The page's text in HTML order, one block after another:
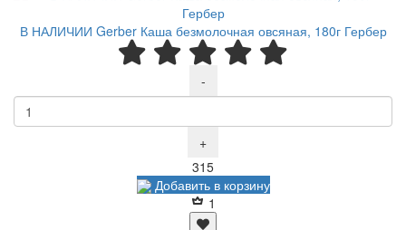
В НАЛИЧИИ Gerber Каша безмолочная овсяная, 180г Гербер
-
+
315Р
Добавить в корзину
1